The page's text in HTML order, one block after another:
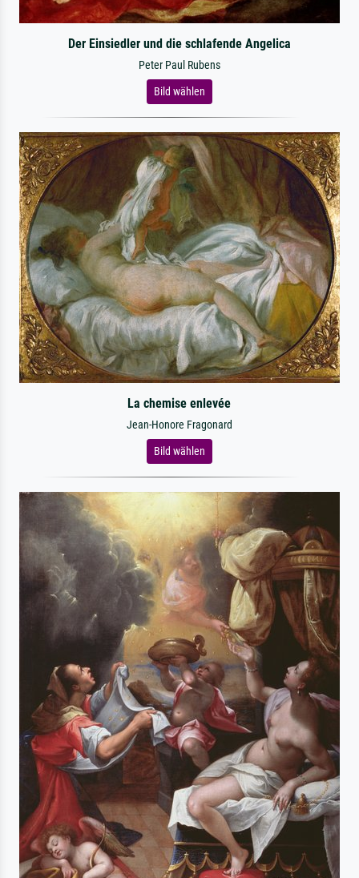
Der Einsiedler und die schlafende Angelica
Peter Paul Rubens
Bild wählen
La chemise enlevée
Jean-Honore Fragonard
Bild wählen